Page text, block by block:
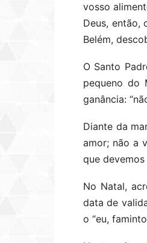
vosso
Deus, então,
Belém,
O Santo
pequeno do
ganância:
Diante da
amor; não a
que devemos
No Natal,
data de
o “eu,